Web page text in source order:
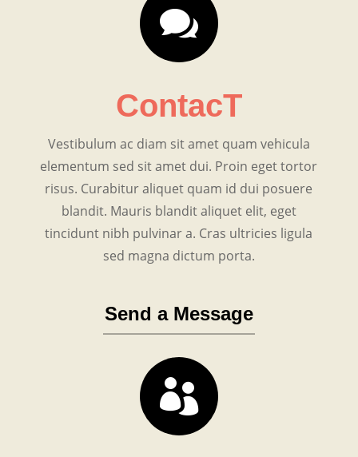

ContacT
Vestibulum ac diam sit amet quam vehicula
elementum sed sit amet dui. Proin eget tortor
risus. Curabitur aliquet quam id dui posuere
blandit. Mauris blandit aliquet elit, eget
tincidunt nibh pulvinar a. Cras ultricies ligula
sed magna dictum porta.
Send a Message
